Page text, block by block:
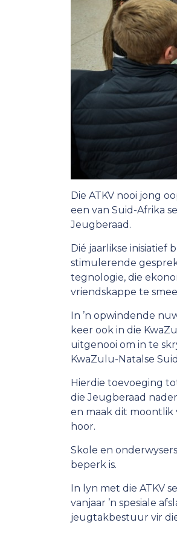
Die ATKV nooi jong
een van Suid-Afrika
Jeugberaad.
Dié jaarlikse inisiatief
stimulerende
tegnologie, die
vriendskappe te
In ’n opwindende
keer ook in die
uitgenooi om in te
KwaZulu-Natalse
Hierdie toevoeging
die Jeugberaad
en maak dit moontlik
hoor.
Skole en
beperk is.
In lyn met die ATKV
vanjaar ’n spesiale
jeugtakbestuur vir